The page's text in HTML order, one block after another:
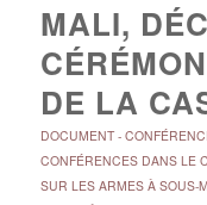
MALI,
DE LA
DOCUMENT-
CONFÉRENCES DANS LE
SUR LES ARMES À SOUS-